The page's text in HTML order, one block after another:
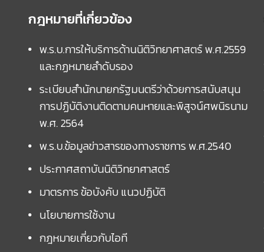
กฎหมายที่เกี่ยวข้อง
พ.ร.บ.การให้บริการด้านนิติวิทยาศาสตร์ พ.ศ.2559
และกฏหมายลำดับรอง
ระเบียบสำนักนายกรัฐมนตรีว่าด้วยการสนับสนุน
การปฏิบัติงานติดตามคนหายและพิสูจน์ศพนิรนาม
พ.ศ. 2564
พ.ร.บ.ข้อมูลข่าวสารของทางราชการ พ.ศ.2540
ประกาศสถาบันนิติวิทยาศาสตร์
มาตรการ ข้อบังคับ แนวปฏิบัติ
นโยบายการใช้งาน
กฎหมายเกี่ยวกับไอที